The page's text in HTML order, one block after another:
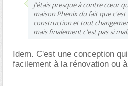
J'étais presque à contre cœur
maison Phenix du fait que c'est
construction et tout
mais finalement c'est pas si mal.
Idem. C'est une conception
facilement à la rénovation ou